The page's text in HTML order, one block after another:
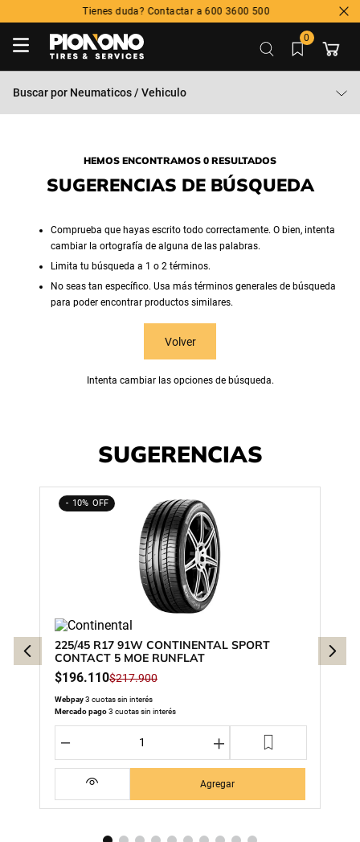
Tienes duda? Contactar a 600 3600 500
0
Buscar por Neumaticos / Vehiculo
HEMOS ENCONTRAMOS 0 RESULTADOS
SUGERENCIAS DE BÚSQUEDA
Comprueba que hayas escrito todo correctamente. O bien, intenta
cambiar la ortografía de alguna de las palabras.
Limita tu búsqueda a 1 o 2 términos.
No seas tan específico. Usa más términos generales de búsqueda
para poder encontrar productos similares.
Volver
Intenta cambiar las opciones de búsqueda.
SUGERENCIAS
10%
225/45 R17 91W CONTINENTAL SPORT
CONTACT 5 MOE RUNFLAT
$196.110$217.900
Webpay3 cuotas sin interés
Mercado pago3 cuotas sin interés
＋
－
Agregar